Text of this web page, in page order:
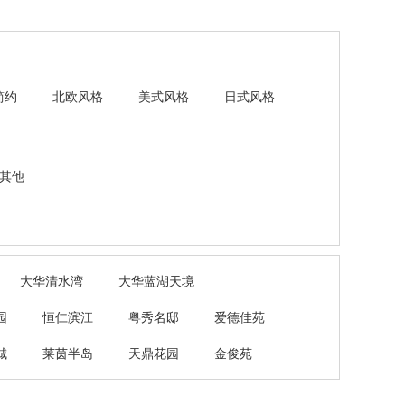
约 北欧风格 美式风格 日式风格
其他
大华清水湾 大华蓝湖天境
恒仁滨江 粤秀名邸 爱德佳苑
莱茵半岛 天鼎花园 金俊苑